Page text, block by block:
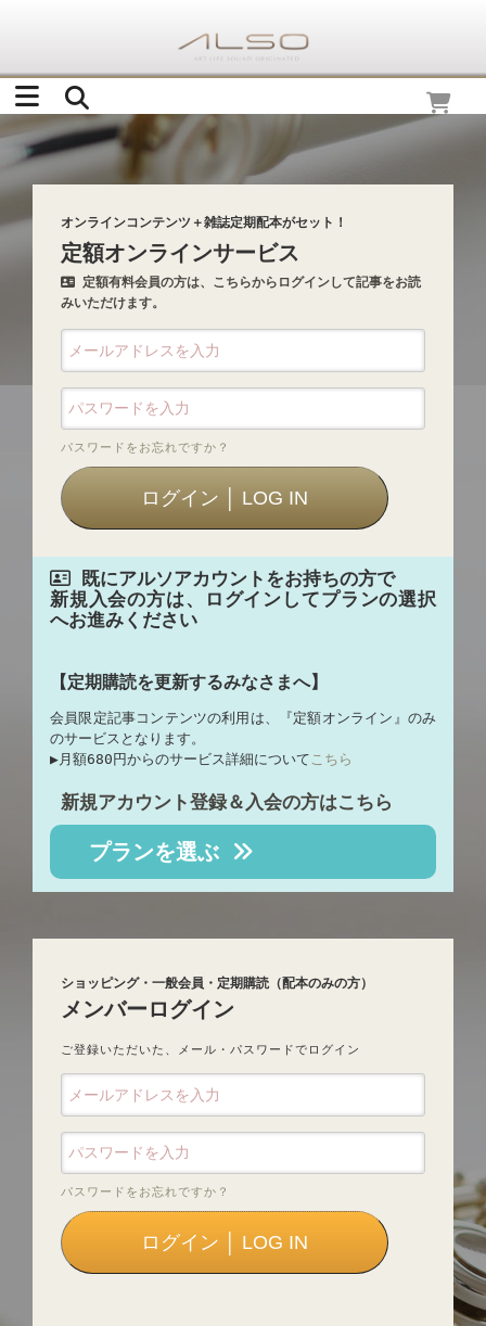
オンラインコンテンツ＋雑誌定期配本がセット！
定額オンラインサービス
定額有料会員の方は、こちらからログインして記事をお読
みいただけます。
パスワードをお忘れですか？
既にアルソアカウントをお持ちの方で
新規入会の方は、ログインしてプランの選択
へお進みください
【定期購読を更新するみなさまへ】
会員限定記事コンテンツの利用は、『定額オンライン』のみ
のサービスとなります。
▶︎月額680円からのサービス詳細についてこちら
新規アカウント登録＆入会の方はこちら
プランを選ぶ
ショッピング・一般会員・定期購読（配本のみの方）
メンバーログイン
ご登録いただいた、メール・パスワードでログイン
パスワードをお忘れですか？